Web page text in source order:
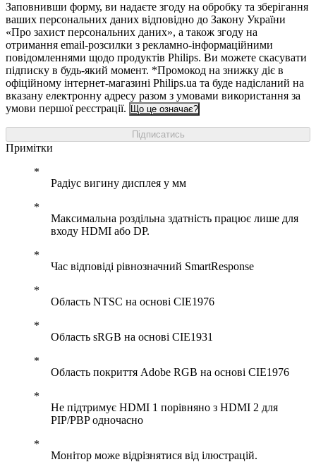
Заповнивши форму, ви надаєте згоду на обробку та зберігання
ваших персональних даних відповідно до Закону України
«Про захист персональних даних», а також згоду на
отримання email-розсилки з рекламно-інформаційними
повідомленнями щодо продуктів Philips. Ви можете скасувати
підписку в будь-який момент. *Промокод на знижку діє в
офіційному інтернет-магазині Philips.ua та буде надісланий на
вказану електронну адресу разом з умовами використання за
умови першої реєстрації. Що це означає?
Підписатись
Примітки
Радіус вигину дисплея у мм
Максимальна роздільна здатність працює лише для
входу HDMI або DP.
Час відповіді рівнозначний SmartResponse
Область NTSC на основі CIE1976
Область sRGB на основі CIE1931
Область покриття Adobe RGB на основі CIE1976
Не підтримує HDMI 1 порівняно з HDMI 2 для
PIP/PBP одночасно
Монітор може відрізнятися від ілюстрацій.